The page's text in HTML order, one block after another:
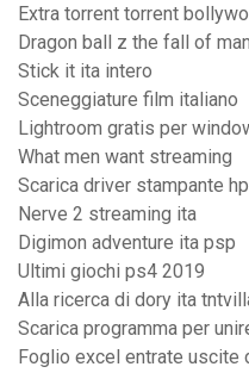
Extra torrent torrent
Dragon ball z the fall of
Stick it ita intero
Sceneggiature film italiano
Lightroom gratis per
What men want streaming
Scarica driver stampante
Nerve 2 streaming ita
Digimon adventure ita psp
Ultimi giochi ps4 2019
Alla ricerca di dory ita
Scarica programma per
Foglio excel entrate uscite